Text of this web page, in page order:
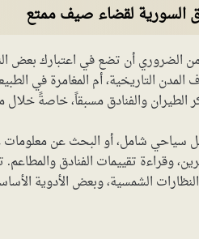
السورية لقضاء صيف ممتع
أن تضع في اعتبارك بعض
التاريخية، أم المغامرة في
الطيران والفنادق مسبقاً، خاصةً
سياحي شامل، أو البحث عن
وقراءة تقييمات الفنادق
الشمسية، وبعض الأدوية